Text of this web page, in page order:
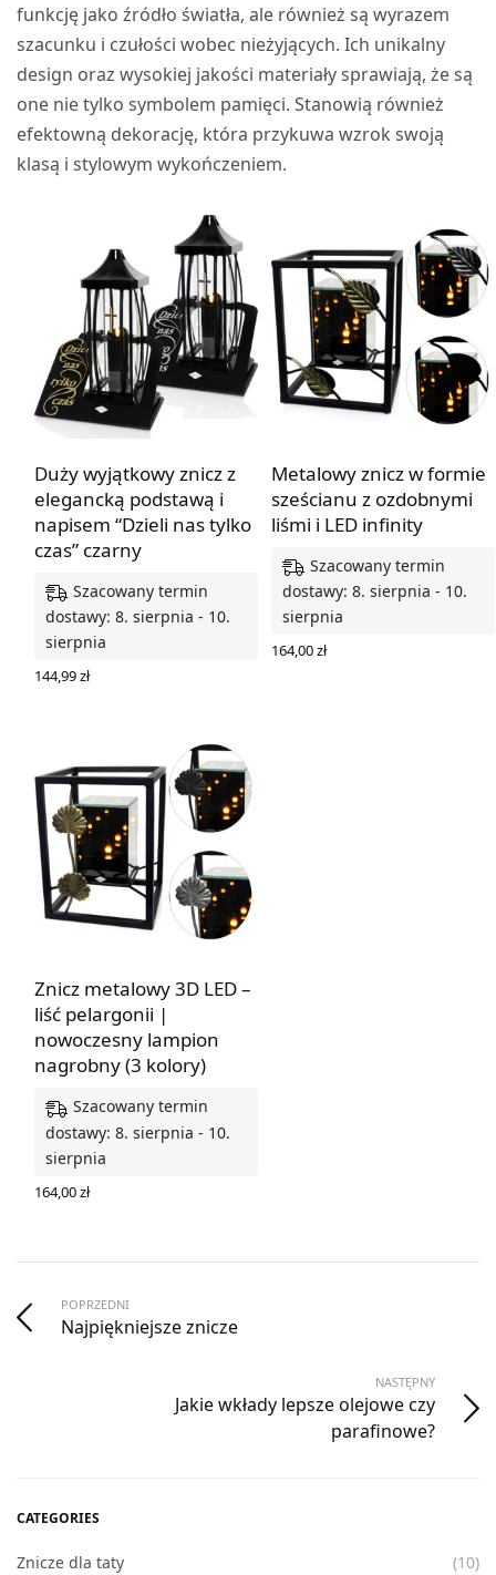
funkcję jako źródło światła, ale również są wyrazem
szacunku i czułości wobec nieżyjących. Ich unikalny
design oraz wysokiej jakości materiały sprawiają, że są
one nie tylko symbolem pamięci. Stanowią również
efektowną dekorację, która przykuwa wzrok swoją
klasą i stylowym wykończeniem.
Duży wyjątkowy znicz z
elegancką podstawą i
napisem “Dzieli nas tylko
czas” czarny
Szacowany termin
dostawy: 8. sierpnia - 10.
sierpnia
144,99zł
Metalowy znicz w formie
sześcianu z ozdobnymi
liśmi i LED infinity
Szacowany termin
dostawy: 8. sierpnia - 10.
sierpnia
164,00zł
Znicz metalowy 3D LED –
liść pelargonii |
nowoczesny lampion
nagrobny (3 kolory)
Szacowany termin
dostawy: 8. sierpnia - 10.
sierpnia
164,00zł
POPRZEDNI
Najpiękniejsze znicze
NASTĘPNY
Jakie wkłady lepsze olejowe czy
parafinowe?
CATEGORIES
Znicze dla taty (10)